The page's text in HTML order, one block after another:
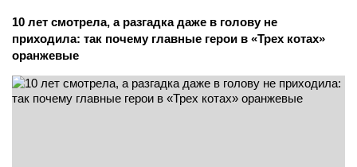
10 лет смотрела, а разгадка даже в голову не
приходила: так почему главные герои в «Трех котах»
оранжевые